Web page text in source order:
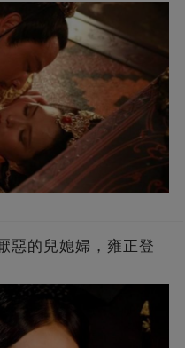
惡的兒媳婦，雍正登